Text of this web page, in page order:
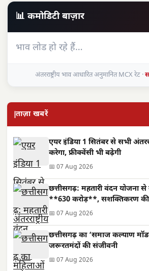
📊 कमोडिटी बाज़ार
भाव लोड हो रहे हैं…
अंतरराष्ट्रीय भाव आधारित अनुमानित MCX रेट ·
ताज़ा खबरें
एयर इंडिया 1 सितंबर से सभी
करेगा, फ्रीक्वेंसी भी बढ़ेगी
📅 07 Aug 2026
छत्तीसगढ़: महतारी वंदन योजना
**630 करोड़**, सशक्तिकरण की
📅 07 Aug 2026
छत्तीसगढ़ का ‘समाज कल्याण
जरूरतमंदों की संजीवनी
📅 07 Aug 2026